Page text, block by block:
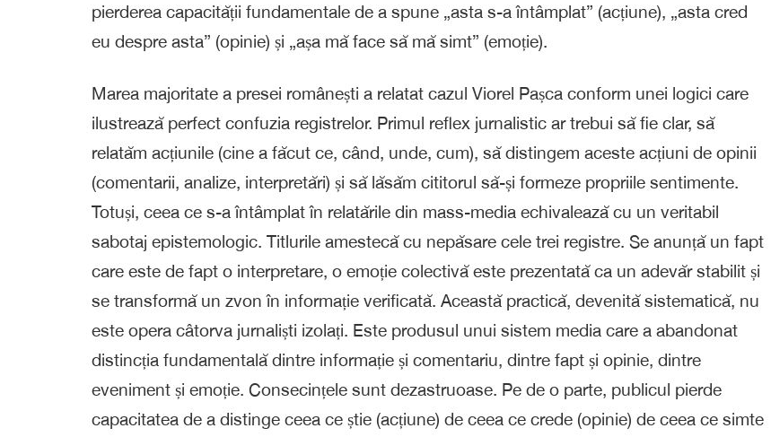
pierderea capacității fundamentale de a spune „asta s-a întâmplat” (acțiune), „asta cred
eu despre asta” (opinie) și „așa mă face să mă simt” (emoție).
Marea majoritate a presei românești a relatat cazul Viorel Pașca conform unei logici care
ilustrează perfect confuzia registrelor. Primul reflex jurnalistic ar trebui să fie clar, să
relatăm acțiunile (cine a făcut ce, când, unde, cum), să distingem aceste acțiuni de opinii
(comentarii, analize, interpretări) și să lăsăm cititorul să-și formeze propriile sentimente.
Totuși, ceea ce s-a întâmplat în relatările din mass-media echivalează cu un veritabil
sabotaj epistemologic. Titlurile amestecă cu nepăsare cele trei registre. Se anunță un fapt
care este de fapt o interpretare, o emoție colectivă este prezentată ca un adevăr stabilit și
se transformă un zvon în informație verificată. Această practică, devenită sistematică, nu
este opera câtorva jurnaliști izolați. Este produsul unui sistem media care a abandonat
distincția fundamentală dintre informație și comentariu, dintre fapt și opinie, dintre
eveniment și emoție. Consecințele sunt dezastruoase. Pe de o parte, publicul pierde
capacitatea de a distinge ceea ce știe (acțiune) de ceea ce crede (opinie) de ceea ce simte